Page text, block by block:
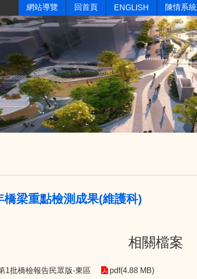
網站導覽 回首頁 ENGLISH 陳情系統
橋梁重點檢測成果(維護科)
相關檔案
1批橋檢報告民眾版-東區 pdf(4.88 MB)